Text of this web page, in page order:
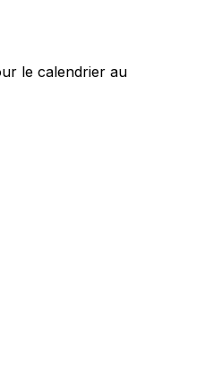
le calendrier au